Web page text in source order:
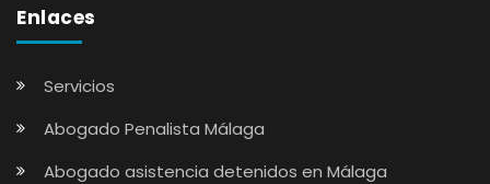
Enlaces
Servicios
Abogado Penalista Málaga
Abogado asistencia detenidos en Málaga